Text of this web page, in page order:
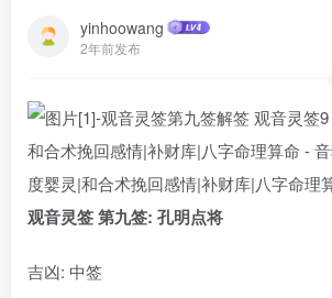
yinhoowang
2年前发布
观音灵签 第九签: 孔明点将
吉凶: 中签